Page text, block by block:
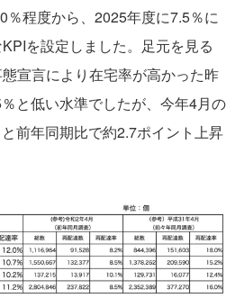
％程度から、2025年度に7.5％に
を設定しました。足元を見る
宣言により在宅率が高かった昨
と低い水準でしたが、今年4月の
前年同期比で約2.7ポイント上昇